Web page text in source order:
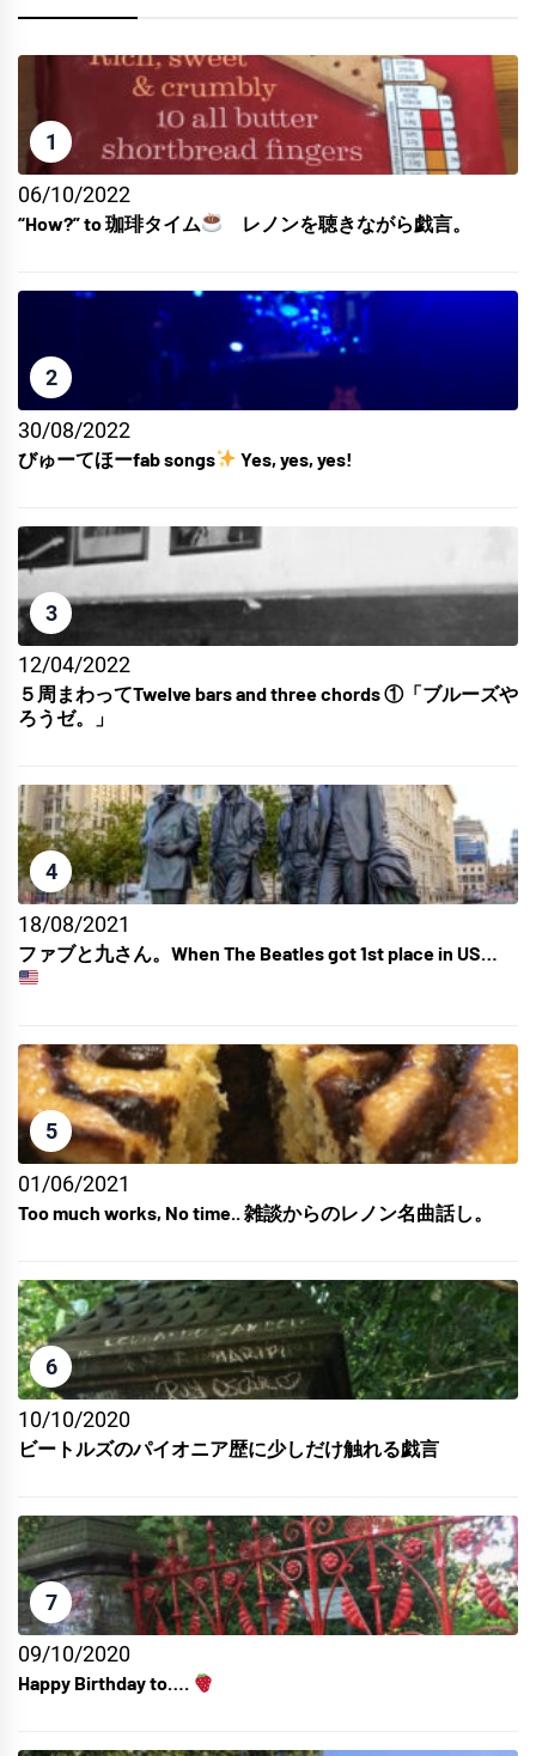
1
06/10/2022
“How?” to 珈琲タイム レノンを聴きながら戯言。
2
30/08/2022
びゅーてほーfab songs Yes, yes, yes!
3
12/04/2022
５周まわってTwelve bars and three chords ①「ブルーズや
ろうゼ。」
4
18/08/2021
ファブと九さん。When The Beatles got 1st place in US…
5
01/06/2021
Too much works, No time.. 雑談からのレノン名曲話し。
6
10/10/2020
ビートルズのパイオニア歴に少しだけ触れる戯言
7
09/10/2020
Happy Birthday to….